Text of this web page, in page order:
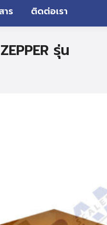
าร ติดต่อเรา
รุ่น